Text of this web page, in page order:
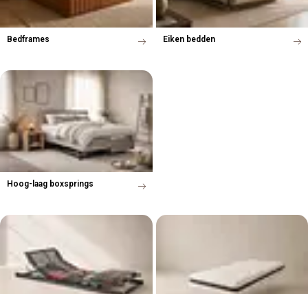
Bedframes Eiken bedden
Hoog-laag boxsprings